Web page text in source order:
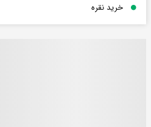
خرید نقره